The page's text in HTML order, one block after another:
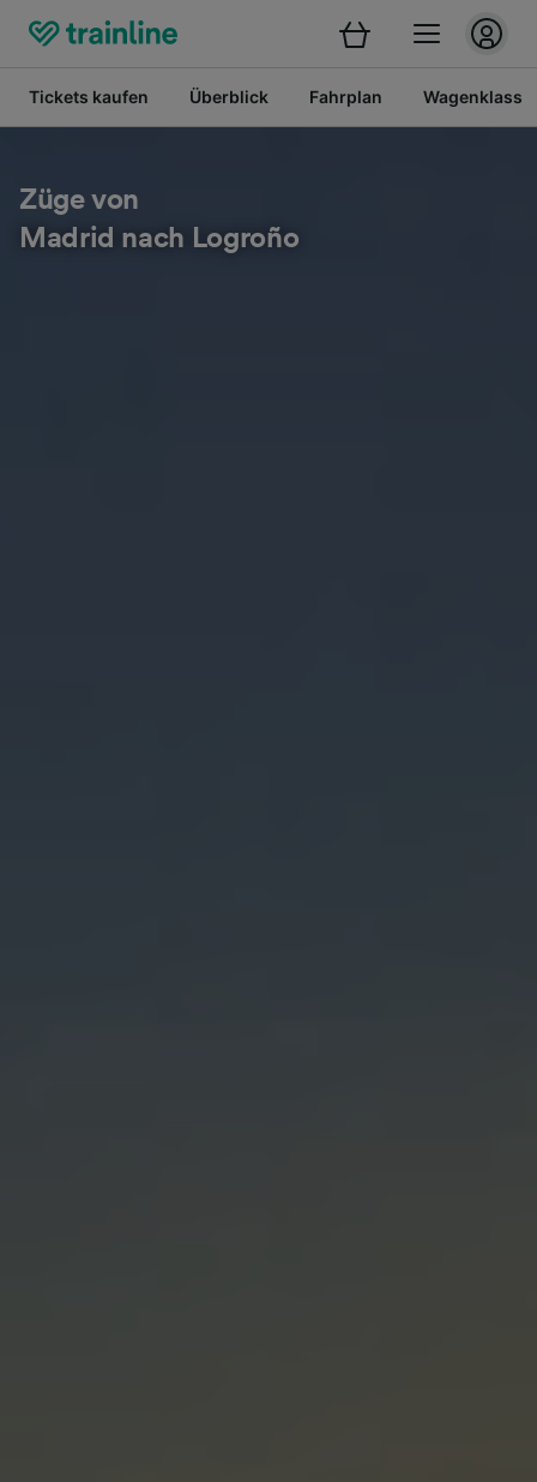
Tickets kaufen Überblick Fahrplan
Züge von
Madrid nach Logroño